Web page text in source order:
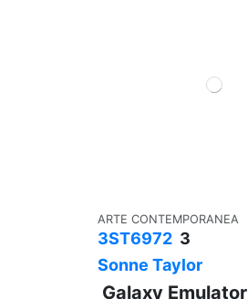
ARTE CONTEMPORANEA
3ST6972 3
Sonne Taylor
Galaxy Emulator